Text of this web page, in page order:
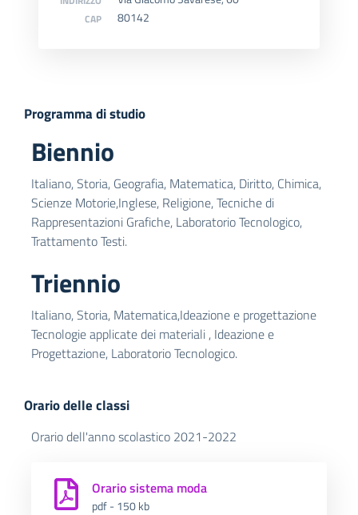
CAP 80142
Programma di studio
Biennio
Italiano, Storia, Geografia, Matematica, Diritto, Chimica,
Scienze Motorie,Inglese, Religione, Tecniche di
Rappresentazioni Grafiche, Laboratorio Tecnologico,
Trattamento Testi.
Triennio
Italiano, Storia, Matematica,Ideazione e progettazione
Tecnologie applicate dei materiali , Ideazione e
Progettazione, Laboratorio Tecnologico.
Orario delle classi
Orario dell'anno scolastico 2021-2022
Orario sistema moda
pdf - 150 kb